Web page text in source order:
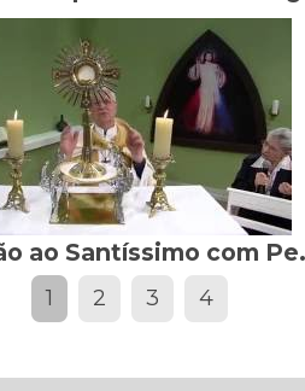
1 2 3 4